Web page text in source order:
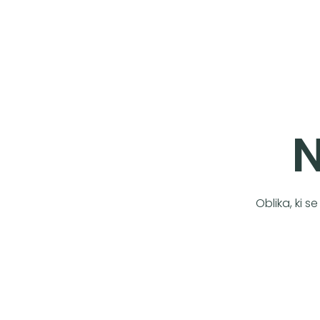
Oblika, ki